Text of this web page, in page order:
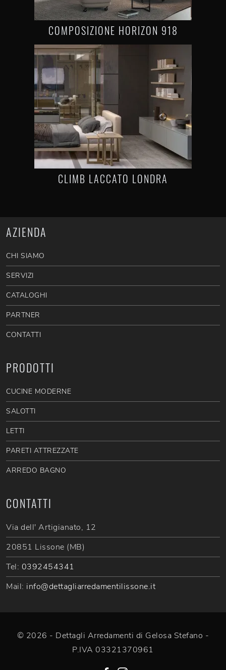
COMPOSIZIONE HORIZON 918
CLIMB LACCATO LONDRA
AZIENDA
CHI SIAMO
SERVIZI
CATALOGHI
PARTNER
CONTATTI
PRODOTTI
CUCINE MODERNE
SALOTTI
LETTI
PARETI ATTREZZATE
ARREDO BAGNO
CONTATTI
Via dell' Artigianato, 12
20851 Lissone (MB)
Tel: 0392454341
Mail: info@dettagliarredamentilissone.it
© 2026 - Dettagli Arredamenti di Gelosa Stefano -
P.IVA 03321370961